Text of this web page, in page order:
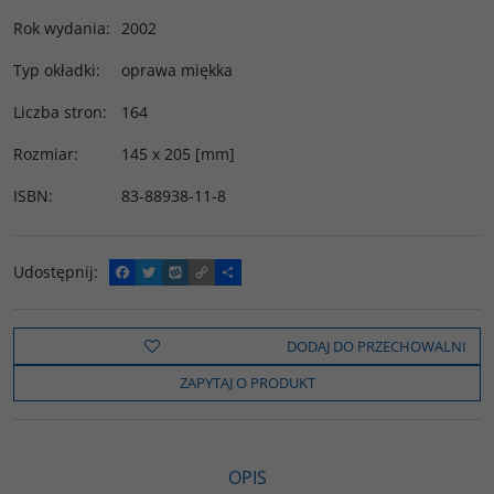
Rok wydania: 2002
Typ okładki:
oprawa miękka
Liczba stron:
164
Rozmiar:
145 x 205 [mm]
ISBN: 83-88938-11-8
Udostępnij:
F
a
e
o
k
T
w
t
t
e
W
y
o
C
o
y
i
n
k
P
o
z
e
l
s
DODAJ DO PRZECHOWALNI
ZAPYTAJ O PRODUKT
OPIS